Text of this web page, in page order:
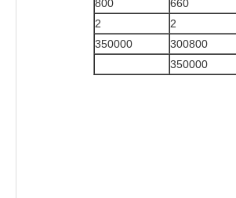
660
800
2
2
300800
350000
350000